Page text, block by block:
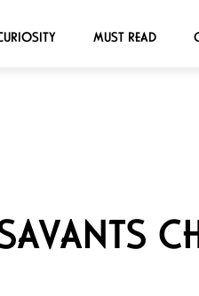
MUST READ